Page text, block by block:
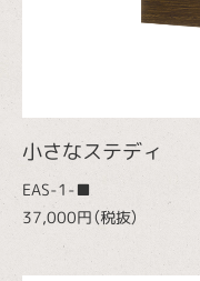
小さなステディ
EAS-1-■
37,000円（税抜）